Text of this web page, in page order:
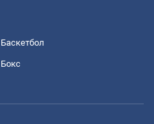
Баскетбол
Бокс